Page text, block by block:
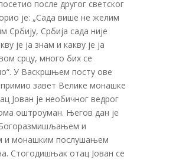
после другог светског
је: „Сада више не желим
Србију, Србија сада није
је ја знам и какву је ја
срцу, много бих се
У Васкршњем посту ове
примио завет Велике монашке
Јован је необичног ведрог
оштроуман. Његов дан је
и
и монашким послушањем
Стогодишњак отац Јован се